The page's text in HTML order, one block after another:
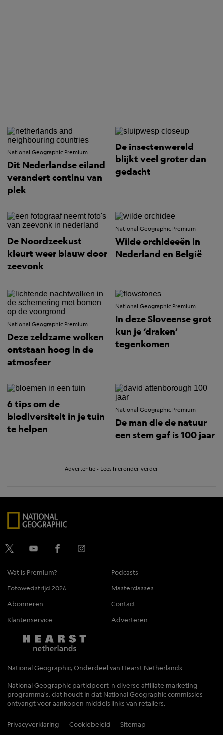
National Geographic Premium
Dit Nederlandse eiland
verandert continu van
plek
De insectenwereld
blijkt veel groter dan
gedacht
De Noordzeekust
kleurt weer blauw door
zeevonk
National Geographic Premium
Wilde orchideeën in
Nederland en België
National Geographic Premium
Deze zeldzame wolken
ontstaan hoog in de
atmosfeer
National Geographic Premium
In deze Sloveense grot
kun je ‘draken’
tegenkomen
6 tips om de
biodiversiteit in je tuin
te helpen
National Geographic Premium
De man die de natuur
een stem gaf is 100 jaar
Advertentie - Lees hieronder verder
Wat is Premium?
Podcasts
Fotowedstrijd 2026
Masterclasses
Abonneren
Contact
Klantenservice
Adverteren
National Geographic, Onderdeel van Hearst Netherlands
National Geographic participeert in diverse affiliate marketing
programma's, dat houdt in dat National Geographic commissies
ontvangt voor aankopen middels links van retailers.
Privacyverklaring Cookiebeleid Sitemap